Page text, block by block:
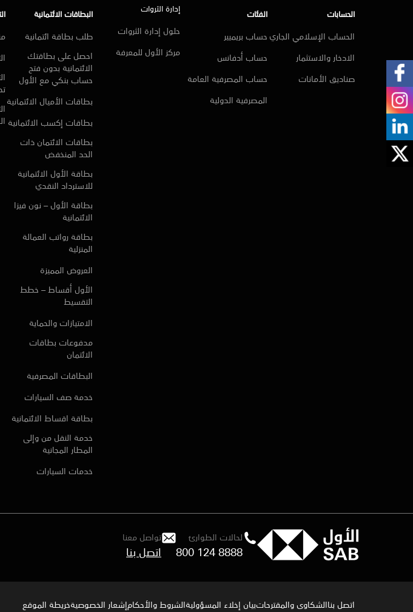
الحسابات
الحساب الإسلامي الجاري
الادخار والاستثمار
صناديق الأمانات
الفئات
حساب بريميير
حساب أدفانس
حساب المصرفية العامة
المصرفية الدولية
إدارة الثروات
حلول إدارة الثروات
مركز الأول للمعرفة
البطاقات الائتمانية
طلب بطاقة ائتمانية
احصل على بطاقتك
الائتمانية بدون فتح
حساب بنكي مع الأول
بطاقات الأميال الائتمانية
بطاقات إكسب الائتمانية
بطاقات الائتمان ذات
الحد المنخفض
بطاقة الأول الائتمانية
للاسترداد النقدي
بطاقة الأول – نون فيزا
الائتمانية
بطاقة رواتب العمالة
المنزلية
العروض المميزة
الأول أقساط – خطط
التقسيط
الامتيازات والحماية
مدفوعات بطاقات
الائتمان
البطاقات المصرفية
خدمة صف السيارات
بطاقة اقساط الائتمانية
خدمة النقل من وإلى
المطار المجانية
خدمات السيارات
لحالات الطوارئ
800 124 8888
تواصل معنا
اتصل بنا
اتصل بناالشكاوى والمقترحاتبيان إخلاء المسؤوليةالشروط والأحكامإشعار الخصوصية‍خريطة الموقع